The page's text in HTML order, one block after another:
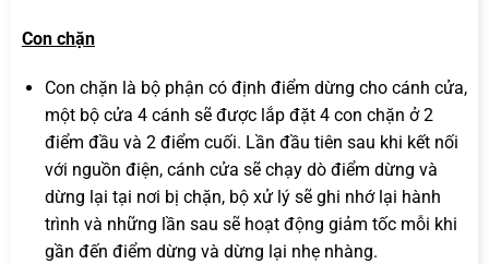
Con chặn
Con chặn là bộ phận có định điểm dừng cho cánh cửa,
một bộ cửa 4 cánh sẽ được lắp đặt 4 con chặn ở 2
điểm đầu và 2 điểm cuối. Lần đầu tiên sau khi kết nối
với nguồn điện, cánh cửa sẽ chạy dò điểm dừng và
dừng lại tại nơi bị chặn, bộ xử lý sẽ ghi nhớ lại hành
trình và những lần sau sẽ hoạt động giảm tốc mỗi khi
gần đến điểm dừng và dừng lại nhẹ nhàng.